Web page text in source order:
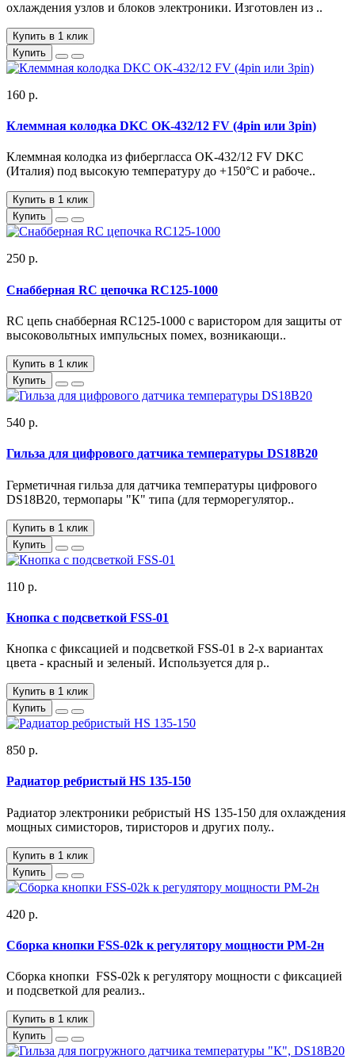
охлаждения узлов и блоков электроники. Изготовлен из ..
Купить в 1 клик
Купить
160 р.
Клеммная колодка DKC OK-432/12 FV (4pin или 3pin)
Клеммная колодка из фибергласса OK-432/12 FV DKC
(Италия) под высокую температуру до +150°С и рабоче..
Купить в 1 клик
Купить
250 р.
Снабберная RC цепочка RC125-1000
RC цепь снабберная RC125-1000 с варистором для защиты от
высоковольтных импульсных помех, возникающи..
Купить в 1 клик
Купить
540 р.
Гильза для цифрового датчика температуры DS18B20
Герметичная гильза для датчика температуры цифрового
DS18B20, термопары "К" типа (для терморегулятор..
Купить в 1 клик
Купить
110 р.
Кнопка с подсветкой FSS-01
Кнопка с фиксацией и подсветкой FSS-01 в 2-х вариантах
цвета - красный и зеленый. Используется для р..
Купить в 1 клик
Купить
850 р.
Радиатор ребристый HS 135-150
Радиатор электроники ребристый HS 135-150 для охлаждения
мощных симисторов, тиристоров и других полу..
Купить в 1 клик
Купить
420 р.
Сборка кнопки FSS-02k к регулятору мощности РМ-2н
Сборка кнопки FSS-02k к регулятору мощности с фиксацией
и подсветкой для реализ..
Купить в 1 клик
Купить